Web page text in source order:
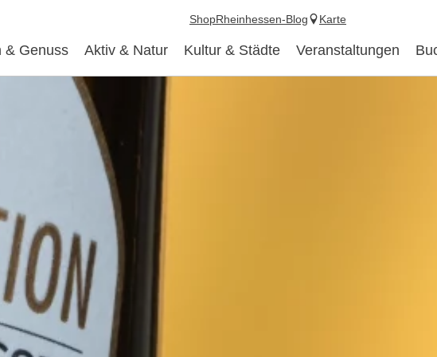
& Genuss Aktiv & Natur Kultur & Städte Veranstaltungen
ShopRheinhessen-Blog Karte